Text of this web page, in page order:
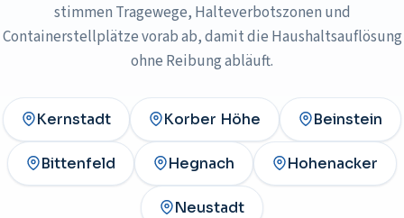
stimmen Tragewege, Halteverbotszonen und
Containerstellplätze vorab ab, damit die Haushaltsauflösung
ohne Reibung abläuft.
Kernstadt Korber Höhe Beinstein
Bittenfeld Hegnach Hohenacker
Neustadt